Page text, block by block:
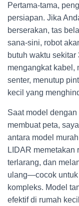
Pertama-tama,
persiapan. Jika
berserakan, tas
sana-sini, robot
butuh waktu sekitar
mengangkat kabel,
senter, menutup
kecil yang
Saat model
membuat peta,
antara model
LIDAR memetakan
terlarang, dan
ulang—cocok untuk
kompleks. Model
efektif di rumah